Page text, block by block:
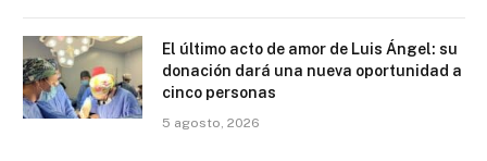
El último acto de amor de Luis Ángel: su
donación dará una nueva oportunidad a
cinco personas
5 agosto, 2026